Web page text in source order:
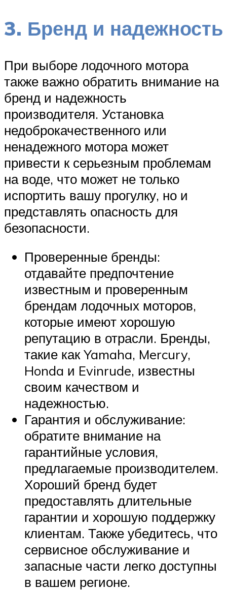
3. Бренд и надежность
При выборе лодочного мотора
также важно обратить внимание на
бренд и надежность
производителя. Установка
недоброкачественного или
ненадежного мотора может
привести к серьезным проблемам
на воде, что может не только
испортить вашу прогулку, но и
представлять опасность для
безопасности.
Проверенные бренды:
отдавайте предпочтение
известным и проверенным
брендам лодочных моторов,
которые имеют хорошую
репутацию в отрасли. Бренды,
такие как Yamaha, Mercury,
Honda и Evinrude, известны
своим качеством и
надежностью.
Гарантия и обслуживание:
обратите внимание на
гарантийные условия,
предлагаемые производителем.
Хороший бренд будет
предоставлять длительные
гарантии и хорошую поддержку
клиентам. Также убедитесь, что
сервисное обслуживание и
запасные части легко доступны
в вашем регионе.